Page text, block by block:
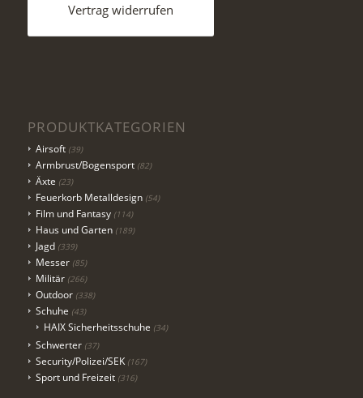
Vertrag widerrufen
PRODUKTKATEGORIEN
Airsoft (39)
Armbrust/Bogensport (82)
Äxte (23)
Feuerkorb Metalldesign (54)
Film und Fantasy (114)
Haus und Garten (189)
Jagd (339)
Messer (85)
Militär (266)
Outdoor (338)
Schuhe (43)
HAIX Sicherheitsschuhe (34)
Schwerter (37)
Security/Polizei/SEK (167)
Sport und Freizeit (316)